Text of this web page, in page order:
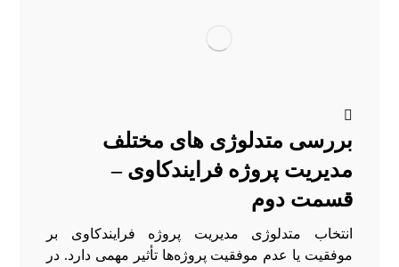
بررسی متدلوژی های مختلف
مدیریت پروژه فرایندکاوی –
قسمت دوم
انتخاب متدلوژی مدیریت پروژه فرایندکاوی بر
موفقیت یا عدم موفقیت پروژه‌ها تأثیر مهمی دارد. در